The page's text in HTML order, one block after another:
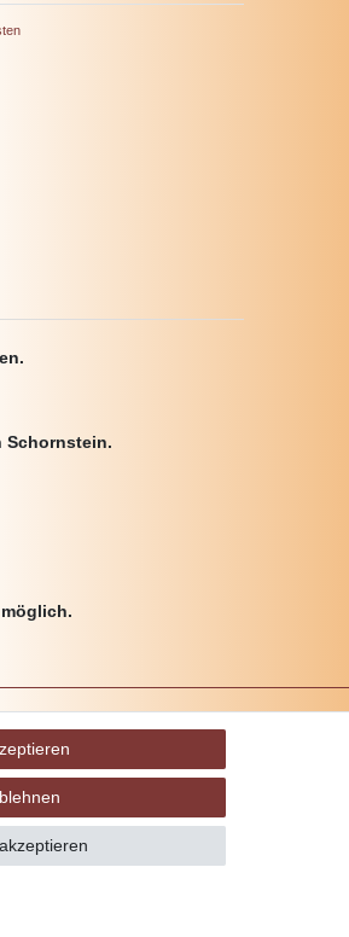
Schornstein.
per